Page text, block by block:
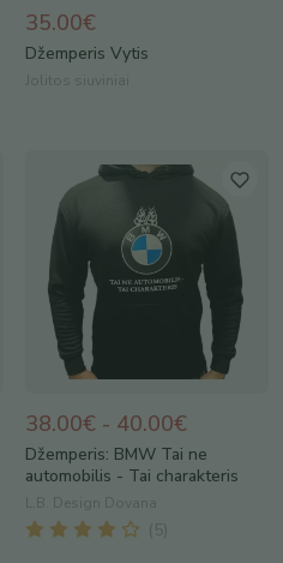
35.00€
Džemperis Vytis
Jolitos siuviniai
38.00€ - 40.00€
Džemperis: BMW Tai ne
automobilis - Tai charakteris
L.B. Design Dovana
( 5